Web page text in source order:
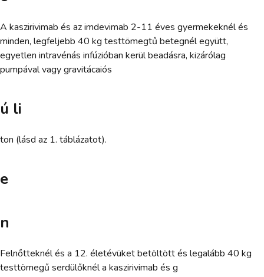
A kaszirivimab és az imdevimab 2-11 éves gyermekeknél és
minden, legfeljebb 40 kg testtömegtű betegnél együtt,
egyetlen intravénás infúzióban kerül beadásra, kizárólag
pumpával vagy gravitácaiós
ú li
ton (lásd az 1. táblázatot).
e
n
Felnőtteknél és a 12. életévüket betöltött és legalább 40 kg
testtömegű serdülőknél a kaszirivimab és g